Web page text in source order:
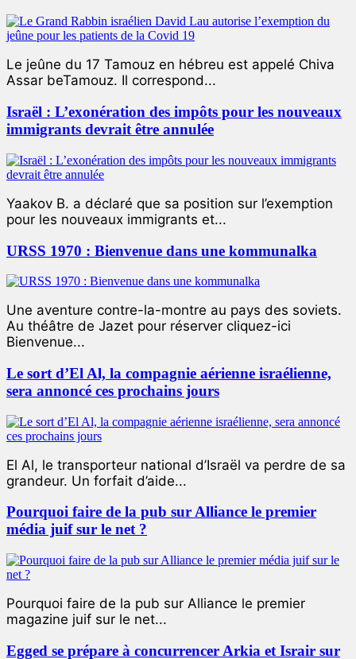
Le jeûne du 17 Tamouz en hébreu est appelé Chiva
Assar beTamouz. Il correspond...
Israël : L’exonération des impôts pour les nouveaux
immigrants devrait être annulée
Yaakov B. a déclaré que sa position sur l’exemption
pour les nouveaux immigrants et...
URSS 1970 : Bienvenue dans une kommunalka
Une aventure contre-la-montre au pays des soviets.
Au théâtre de Jazet pour réserver cliquez-ici
Bienvenue...
Le sort d’El Al, la compagnie aérienne israélienne,
sera annoncé ces prochains jours
El Al, le transporteur national d’Israël va perdre de sa
grandeur. Un forfait d’aide...
Pourquoi faire de la pub sur Alliance le premier
média juif sur le net ?
Pourquoi faire de la pub sur Alliance le premier
magazine juif sur le net...
Egged se prépare à concurrencer Arkia et Israir sur